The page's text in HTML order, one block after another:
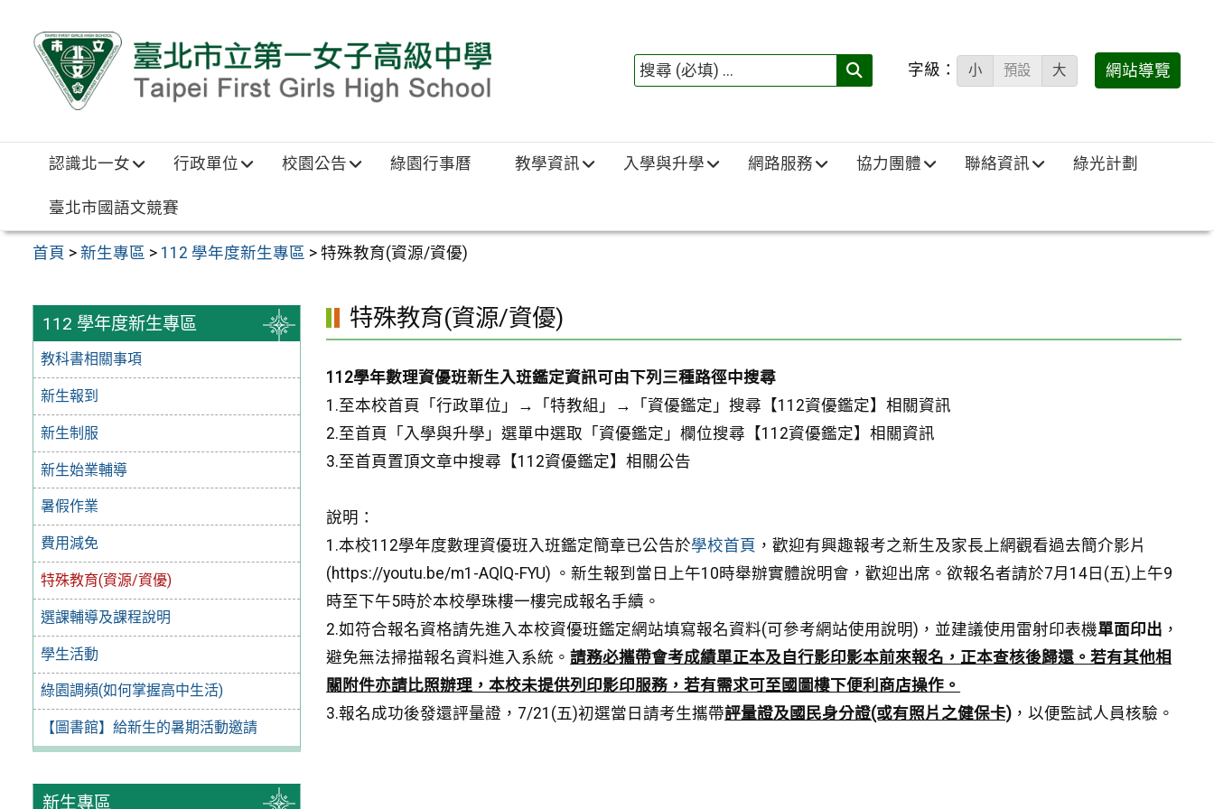
搜
填)：
字級： 小 預設 大 網站導覽
認識北一女 行政單位 校園公告 綠園行事曆 教學資訊 入學與升學 網路服務 協力團體 聯絡資訊 綠光計劃
臺北市國語文競賽
首頁 >新生專區 > 112 學年度新生專區 >特殊教育(資源/資優)
112 學年度新生專區
教科書相關事項
新生報到
新生制服
新生始業輔導
暑假作業
費用減免
特殊教育(資源/資優)
選課輔導及課程說明
學生活動
綠園調頻(如何掌握高中生活)
【圖書館】給新生的暑期活動邀請
新生專區
特殊教育(資源/資優)
112學年數理資優班新生入班鑑定資訊可由下列三種路徑中搜尋
1.至本校首頁「行政單位」→「特教組」→「資優鑑定」搜尋【112資優鑑定】相關資訊
2.至首頁「入學與升學」選單中選取「資優鑑定」欄位搜尋【112資優鑑定】相關資訊
3.至首頁置頂文章中搜尋【112資優鑑定】相關公告
說明：
1.本校112學年度數理資優班入班鑑定簡章已公告於學校首頁 ，歡迎有興趣報考之新生及家長上網觀看過去簡介影片
(https://youtu.be/m1-AQlQ-FYU) 。新生報到當日上午10時舉辦實體說明會，歡迎出席。欲報名者請於7月14日(五)上午9
時至下午5時於本校學珠樓一樓完成報名手續。
2.如符合報名資格請先進入本校資優班鑑定網站填寫報名資料(可參考網站使用說明)，並建議使用雷射印表機單面印出 ，
避免無法掃描報名資料進入系統。請務必攜帶會考成績單正本及自行影印影本前來報名，正本查核後歸還。若有其他相
關附件亦請比照辦理，本校未提供列印影印服務，若有需求可至國圖樓下便利商店操作。
3.報名成功後發還評量證，7/21(五)初選當日請考生攜帶評量證及國民身分證(或有照片之健保卡) ，以便監試人員核驗。